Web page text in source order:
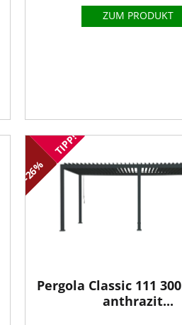
ZUM PRODUKT
-26%
TIPP!
Pergola Classic 111
anthrazit...